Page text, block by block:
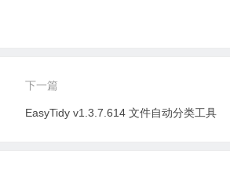
下一篇
EasyTidy v1.3.7.614 文件自动分类工具